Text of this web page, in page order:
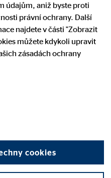
odborníci na čísla, jasná
Máme pochopení pro
a vždy doporučujeme
Proč? Naši poradci svou
znalostí v
funguje.
údajům, aniž byste proti
právní ochrany. Další
najdete v části "Zobrazit
můžete kdykoli upravit
zásadách ochrany
cookies